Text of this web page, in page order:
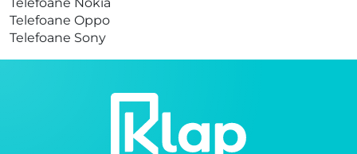
Telefoane Oppo
Telefoane Sony